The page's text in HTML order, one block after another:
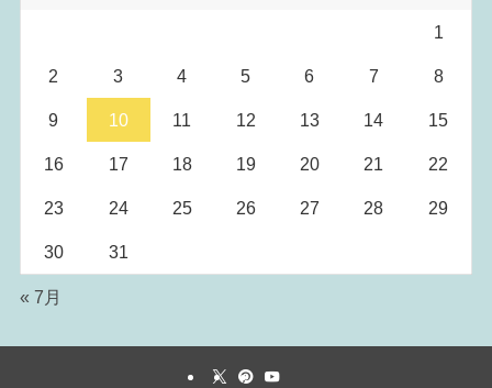
1
2 3 4 5 6 7 8
9 10 11 12 13 14 15
16 17 18 19 20 21 22
23 24 25 26 27 28 29
30 31
« 7月